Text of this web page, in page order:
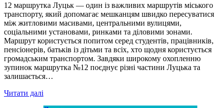
12 маршрутка Луцьк — один із важливих маршрутів міського
транспорту, який допомагає мешканцям швидко пересуватися
між житловими масивами, центральними вулицями,
соціальними установами, ринками та діловими зонами.
Маршрут користується попитом серед студентів, працівників,
пенсіонерів, батьків із дітьми та всіх, хто щодня користується
громадським транспортом. Завдяки широкому охопленню
зупинок маршрутка №12 поєднує різні частини Луцька та
залишається…
Читати далі